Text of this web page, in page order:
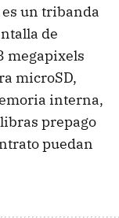
es un tribanda
de
megapixels
microSD,
interna,
prepago
puedan